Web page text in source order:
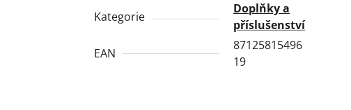
Kategorie
Doplňky a
příslušenství
EAN
87125815496
19